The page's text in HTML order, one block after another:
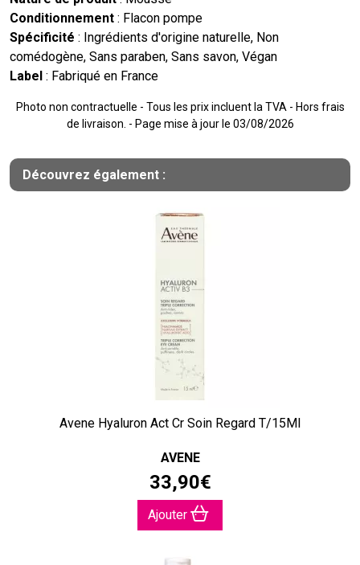
Conditionnement : Flacon pompe
Spécificité : Ingrédients d'origine naturelle, Non
comédogène, Sans paraben, Sans savon, Végan
Label : Fabriqué en France
Photo non contractuelle - Tous les prix incluent la TVA - Hors frais
de livraison. - Page mise à jour le 03/08/2026
Découvrez également :
Avene Hyaluron Act Cr Soin Regard T/15Ml
AVENE
33,90€
Ajouter